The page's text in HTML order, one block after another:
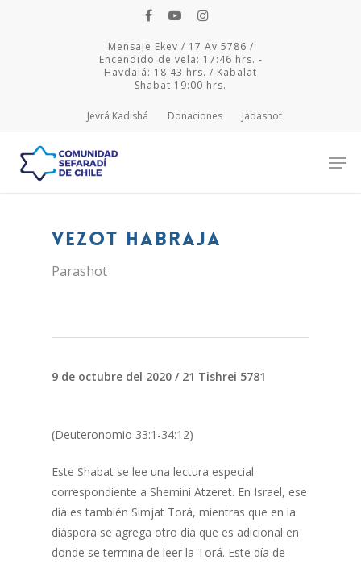
Mensaje Ekev / 17 Av 5786 /
Encendido de vela: 17:46 hrs. -
Havdalá: 18:43 hrs. / Kabalat
Shabat 19:00 hrs.
Jevrá Kadishá Donaciones Jadashot
Hit enter to search or ESC to close
Vezot Habraja
Parashot
9 de octubre del 2020 / 21 Tishrei 5781
(Deuteronomio 33:1-34:12)
Este Shabat se lee una lectura especial
correspondiente a Shemini Atzeret. En Israel, ese
día es también Simjat Torá, mientras que en la
diáspora se agrega otro día que es adicional en
donde se termina de leer la Torá. Este día de